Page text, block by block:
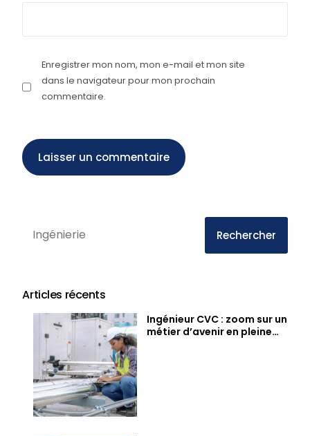
Enregistrer mon nom, mon e-mail et mon site
dans le navigateur pour mon prochain
commentaire.
Rechercher
Articles récents
Ingénieur CVC : zoom sur un
métier d’avenir en pleine